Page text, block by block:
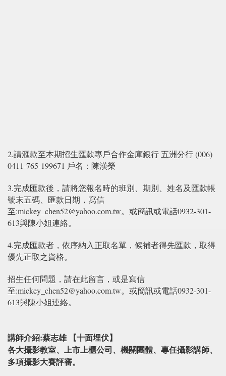
2.請滙款至本期招生匯款專戶合作金庫銀行 五洲分行 (006)
0411-765-199671 戶名：陳漢榮
3.完成匯款後，請將您報名時的班別、期別、姓名及匯款帳
號末五碼、匯款日期，寫信
至:mickey_chen52@yahoo.com.tw。或簡訊或電話0932-301-
613與陳小姐連絡。
4.完成匯款者，依序納入正取名單，候補者得先匯款，取得
優先正取之資格。
招生任何問題，請在此留言，或是寫信
至:mickey_chen52@yahoo.com.tw。或簡訊或電話0932-301-
613與陳小姐連絡。
講師介紹:蔡志雄 【十面埋伏】
各大攝影教室、上市上櫃公司、機關團體、專任攝影講師、
多項攝影大賽評審。